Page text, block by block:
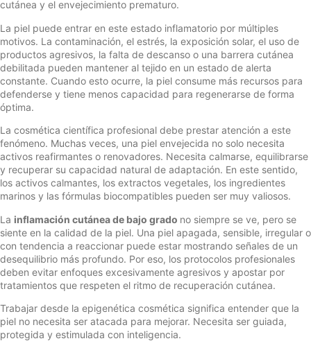
cutánea y el envejecimiento prematuro.
La piel puede entrar en este estado inflamatorio por múltiples
motivos. La contaminación, el estrés, la exposición solar, el uso de
productos agresivos, la falta de descanso o una barrera cutánea
debilitada pueden mantener al tejido en un estado de alerta
constante. Cuando esto ocurre, la piel consume más recursos para
defenderse y tiene menos capacidad para regenerarse de forma
óptima.
La cosmética científica profesional debe prestar atención a este
fenómeno. Muchas veces, una piel envejecida no solo necesita
activos reafirmantes o renovadores. Necesita calmarse, equilibrarse
y recuperar su capacidad natural de adaptación. En este sentido,
los activos calmantes, los extractos vegetales, los ingredientes
marinos y las fórmulas biocompatibles pueden ser muy valiosos.
La inflamación cutánea de bajo grado no siempre se ve, pero se
siente en la calidad de la piel. Una piel apagada, sensible, irregular o
con tendencia a reaccionar puede estar mostrando señales de un
desequilibrio más profundo. Por eso, los protocolos profesionales
deben evitar enfoques excesivamente agresivos y apostar por
tratamientos que respeten el ritmo de recuperación cutánea.
Trabajar desde la epigenética cosmética significa entender que la
piel no necesita ser atacada para mejorar. Necesita ser guiada,
protegida y estimulada con inteligencia.